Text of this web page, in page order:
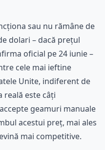
sau nu rămâne de
dolari – dacă prețul
oficial pe 24 iunie –
cele mai ieftine
Unite, indiferent de
este câți
geamuri manuale
acestui preț, mai ales
mai competitive.